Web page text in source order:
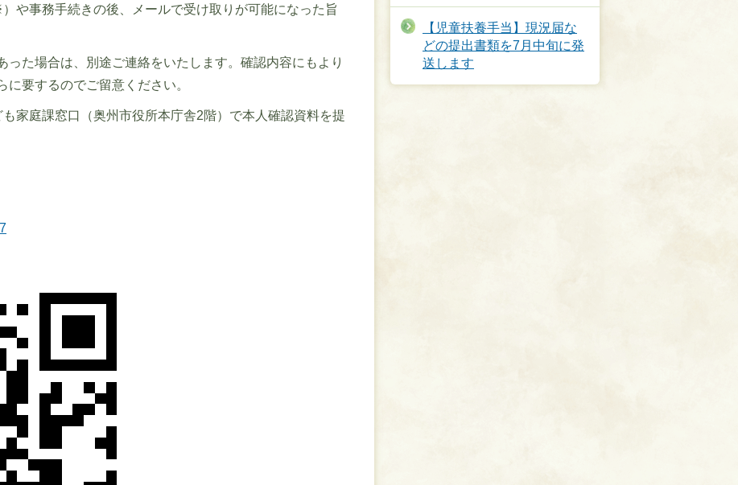
や事務手続きの後、メールで受け取りが可能になった旨
た場合は、別途ご連絡をいたします。確認内容にもより
に要するのでご留意ください。
も家庭課窓口（奥州市役所本庁舎2階）で本人確認資料を提
【児童扶養手当】現況届な
どの提出書類を7月中旬に発
送します